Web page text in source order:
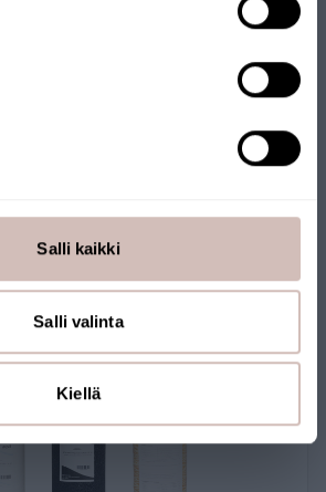
Salli kaikki
Salli valinta
Kiellä